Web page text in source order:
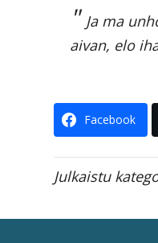
" Ja ma
aivan, elo
Facebook
Julkaistu